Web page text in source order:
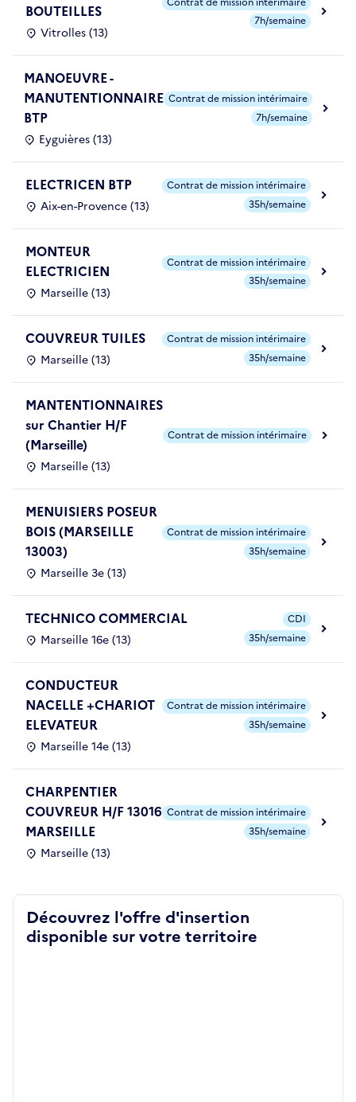
BOUTEILLES
Vitrolles (13)
7h/semaine
MANOEUVRE -
MANUTENTIONNAIRE
BTP
Eyguières (13)
Contrat de mission intérimaire
7h/semaine
ELECTRICEN BTP
Aix-en-Provence (13)
Contrat de mission intérimaire
35h/semaine
MONTEUR
ELECTRICIEN
Marseille (13)
Contrat de mission intérimaire
35h/semaine
COUVREUR TUILES
Marseille (13)
Contrat de mission intérimaire
35h/semaine
MANTENTIONNAIRES
sur Chantier H/F
(Marseille)
Marseille (13)
Contrat de mission intérimaire
MENUISIERS POSEUR
BOIS (MARSEILLE
13003)
Marseille 3e (13)
Contrat de mission intérimaire
35h/semaine
TECHNICO COMMERCIAL
Marseille 16e (13)
CDI
35h/semaine
CONDUCTEUR
NACELLE +CHARIOT
ELEVATEUR
Marseille 14e (13)
Contrat de mission intérimaire
35h/semaine
CHARPENTIER
COUVREUR H/F 13016
MARSEILLE
Marseille (13)
Contrat de mission intérimaire
35h/semaine
Découvrez l'offre d'insertion
disponible sur votre territoire